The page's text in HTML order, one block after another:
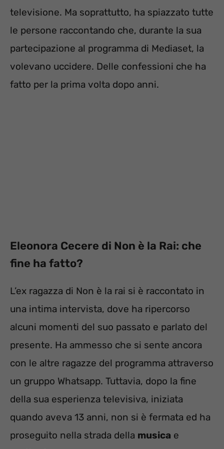
televisione. Ma soprattutto, ha spiazzato tutte
le persone raccontando che, durante la sua
partecipazione al programma di Mediaset, la
volevano uccidere. Delle confessioni che ha
fatto per la prima volta dopo anni.
Eleonora Cecere di Non è la Rai: che
fine ha fatto?
L’ex ragazza di Non è la rai si è raccontato in
una intima intervista, dove ha ripercorso
alcuni momenti del suo passato e parlato del
presente. Ha ammesso che si sente ancora
con le altre ragazze del programma attraverso
un gruppo Whatsapp. Tuttavia, dopo la fine
della sua esperienza televisiva, iniziata
quando aveva 13 anni, non si è fermata ed ha
proseguito nella strada della musica e